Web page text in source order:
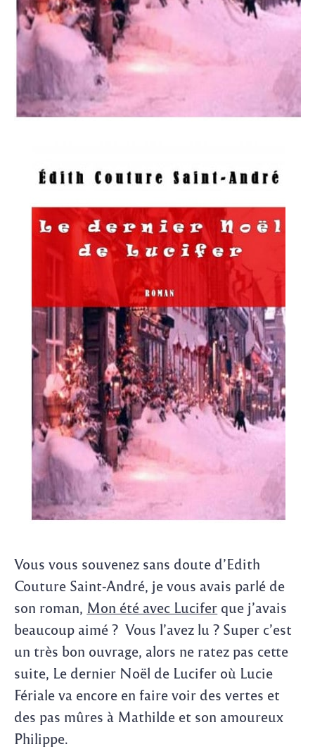
Vous vous souvenez sans doute d’Edith
Couture Saint-André, je vous avais parlé de
son roman, Mon été avec Lucifer que j’avais
beaucoup aimé ? Vous l’avez lu ? Super c’est
un très bon ouvrage, alors ne ratez pas cette
suite, Le dernier Noël de Lucifer où Lucie
Fériale va encore en faire voir des vertes et
des pas mûres à Mathilde et son amoureux
Philippe.